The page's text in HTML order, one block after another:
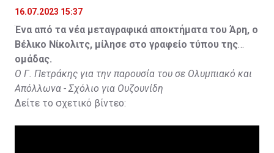
16.07.2023 15:37
Ένα από τα νέα μεταγραφικά αποκτήματα του Άρη, ο
Βέλικο Νίκολιτς, μίλησε στο γραφείο τύπου της
ομάδας.
Ο Γ. Πετράκης για την παρουσία του σε Ολυμπιακό και
Απόλλωνα - Σχόλιο για Ουζουνίδη
Δείτε το σχετικό βίντεο: